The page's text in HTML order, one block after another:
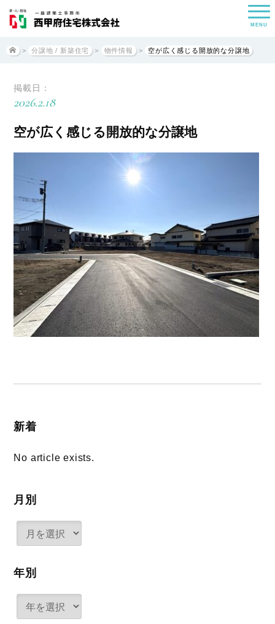
MENU
> 分譲地 / 新築住宅 > 物件情報 > 空が広く感じる開放的な分譲地
掲載日：
2026.2.18
空が広く感じる開放的な分譲地
新着
No article exists.
月別
年別